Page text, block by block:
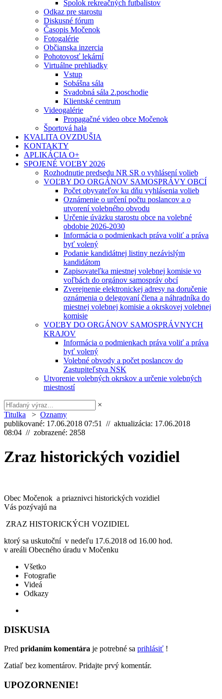
Spolok rekreačných futbalistov
Odkaz pre starostu
Diskusné fórum
Časopis Močenok
Fotogalérie
Občianska inzercia
Pohotovosť lekární
Virtuálne prehliadky
Vstup
Sobášna sála
Svadobná sála 2.poschodie
Klientské centrum
Videogalérie
Propagačné video obce Močenok
Športová hala
KVALITA OVZDUŠIA
KONTAKTY
APLIKÁCIA O+
SPOJENÉ VOĽBY 2026
Rozhodnutie predsedu NR SR o vyhlásení volieb
VOĽBY DO ORGÁNOV SAMOSPRÁVY OBCÍ
Počet obyvateľov ku dňu vyhlásenia volieb
Oznámenie o určení počtu poslancov a o
utvorení volebného obvodu
Určenie úväzku starostu obce na volebné
obdobie 2026-2030
Informácia o podmienkach práva voliť a práva
byť volený
Podanie kandidátnej listiny nezávislým
kandidátom
Zapisovateľka miestnej volebnej komisie vo
voľbách do orgánov samospráv obcí
Zverejnenie elektronickej adresy na doručenie
oznámenia o delegovaní člena a náhradníka do
miestnej volebnej komisie a okrskovej volebnej
komisie
VOĽBY DO ORGÁNOV SAMOSPRÁVNYCH
KRAJOV
Informácia o podmienkach práva voliť a práva
byť volený
Volebné obvody a počet poslancov do
Zastupiteľstva NSK
Utvorenie volebných okrskov a určenie volebných
miestností
×
Titulka > Oznamy
publikované: 17.06.2018 07:51 // aktualizácia: 17.06.2018
08:04 // zobrazené: 2858
Zraz historických vozidiel
Obec Močenok a priaznivci historických vozidiel
Vás pozývajú na
ZRAZ HISTORICKÝCH VOZIDIEL
ktorý sa uskutoční v nedeľu 17.6.2018 od 16.00 hod.
v areáli Obecného úradu v Močenku
Všetko
Fotografie
Videá
Odkazy
DISKUSIA
Pred pridaním komentára je potrebné sa prihlásiť !
Zatiaľ bez komentárov. Pridajte prvý komentár.
UPOZORNENIE!